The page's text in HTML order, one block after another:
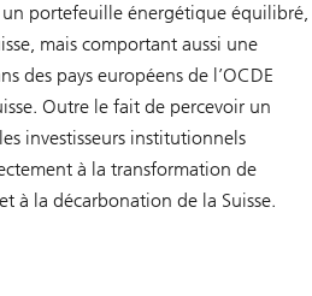
un portefeuille énergétique équilibré,
mais comportant aussi une
des pays européens de l’OCDE
Outre le fait de percevoir un
investisseurs institutionnels
à la transformation de
à la décarbonation de la Suisse.